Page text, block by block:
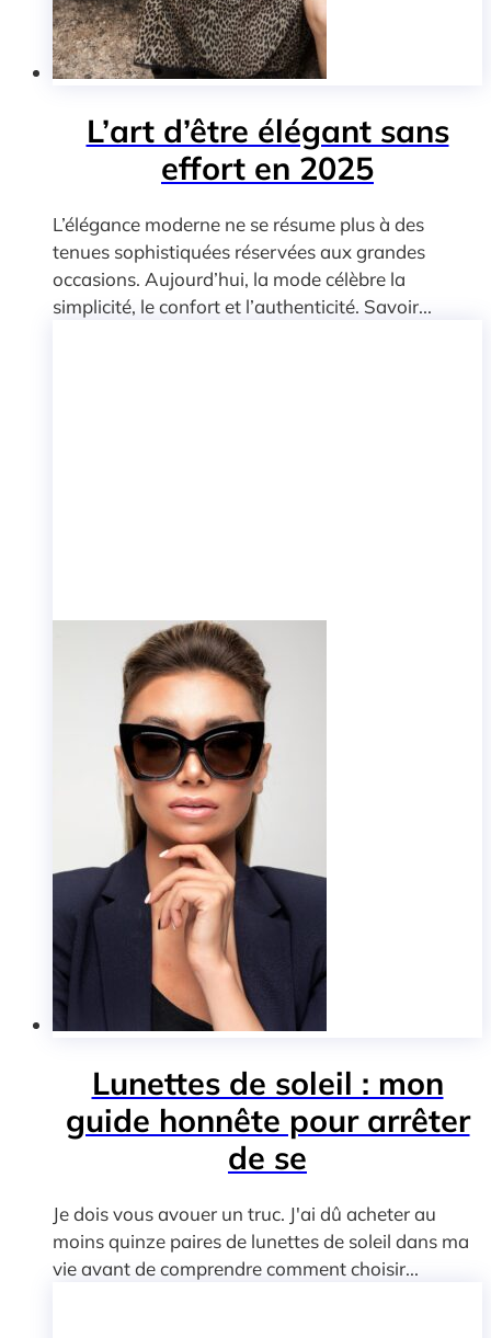
L’art d’être élégant sans
effort en 2025
L’élégance moderne ne se résume plus à des
tenues sophistiquées réservées aux grandes
occasions. Aujourd’hui, la mode célèbre la
simplicité, le confort et l’authenticité. Savoir...
Lunettes de soleil : mon
guide honnête pour arrêter
de se
Je dois vous avouer un truc. J'ai dû acheter au
moins quinze paires de lunettes de soleil dans ma
vie avant de comprendre comment choisir...